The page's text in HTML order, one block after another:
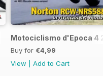
Motociclismo d'Epoca 4
Buy for €4,99
View
Add to Cart